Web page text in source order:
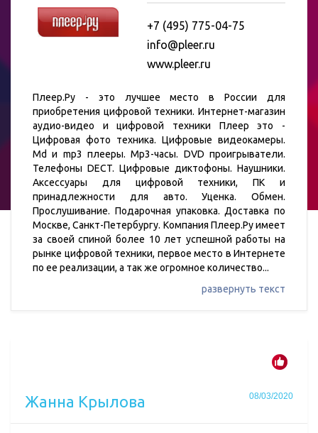
+7 (495) 775-04-75
info@pleer.ru
www.pleer.ru
Плеер.Ру - это лучшее место в России для
приобретения цифровой техники. Интернет-магазин
аудио-видео и цифровой техники Плеер это -
Цифровая фото техника. Цифровые видеокамеры.
Md и mp3 плееры. Mp3-часы. DVD проигрыватели.
Телефоны DECT. Цифровые диктофоны. Наушники.
Аксессуары для цифровой техники, ПК и
принадлежности для авто. Уценка. Обмен.
Прослушивание. Подарочная упаковка. Доставка по
Москве, Санкт-Петербургу. Компания Плеер.Ру имеет
за своей спиной более 10 лет успешной работы на
рынке цифровой техники, первое место в Интернете
по ее реализации, а так же огромное количество...
развернуть текст
Жанна Крыловa 08/03/2020